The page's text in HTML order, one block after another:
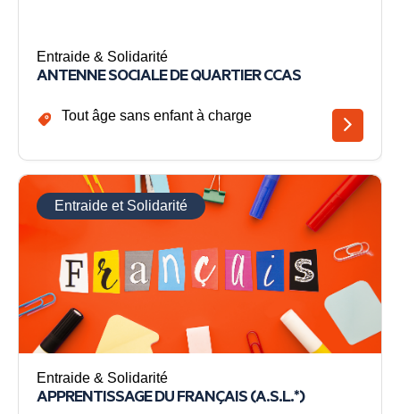
Entraide & Solidarité
ANTENNE SOCIALE DE QUARTIER CCAS
Tout âge sans enfant à charge
Entraide et Solidarité
Entraide & Solidarité
APPRENTISSAGE DU FRANÇAIS (A.S.L.*)